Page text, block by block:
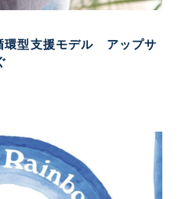
環型支援モデル アップサ